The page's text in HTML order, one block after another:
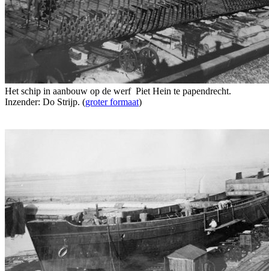
Het schip in aanbouw op de werf Piet Hein te papendrecht.
Inzender: Do Strijp. (groter formaat)